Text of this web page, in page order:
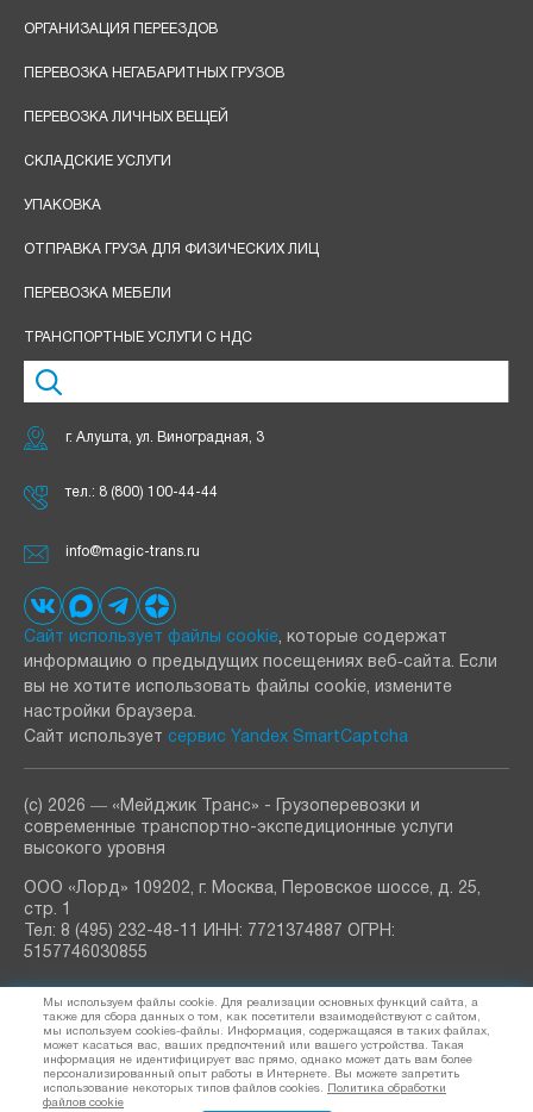
ОРГАНИЗАЦИЯ ПЕРЕЕЗДОВ
ПЕРЕВОЗКА НЕГАБАРИТНЫХ ГРУЗОВ
ПЕРЕВОЗКА ЛИЧНЫХ ВЕЩЕЙ
СКЛАДСКИЕ УСЛУГИ
УПАКОВКА
ОТПРАВКА ГРУЗА ДЛЯ ФИЗИЧЕСКИХ ЛИЦ
ПЕРЕВОЗКА МЕБЕЛИ
ТРАНСПОРТНЫЕ УСЛУГИ С НДС
г. Алушта, ул. Виноградная, 3
тел.: 8 (800) 100-44-44
info@magic-trans.ru
Сайт использует файлы cookie, которые содержат
информацию о предыдущих посещениях веб‑сайта. Если
вы не хотите использовать файлы cookie, измените
настройки браузера.
Сайт использует сервис Yandex SmartCaptcha
(с) 2026 ― «Мейджик Транс» - Грузоперевозки и
современные транспортно-экспедиционные услуги
высокого уровня
ООО «Лорд» 109202, г. Москва, Перовское шоссе, д. 25,
стр. 1
Тел: 8 (495) 232-48-11 ИНН: 7721374887 ОГРН:
5157746030855
РАССЫЛКА узнавайте о новостях и акциях
Я согласен (а) на обработкуперсональных данных
Мы используем файлы cookie. Для реализации основных функций сайта, а
также для сбора данных о том, как посетители взаимодействуют с сайтом,
мы используем cookies-файлы. Информация, содержащаяся в таких файлах,
может касаться вас, ваших предпочтений или вашего устройства. Такая
информация не идентифицирует вас прямо, однако может дать вам более
персонализированный опыт работы в Интернете. Вы можете запретить
использование некоторых типов файлов cookies.
Политика обработки
файлов cookie